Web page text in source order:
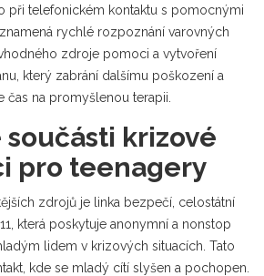
při telefonickém kontaktu s pomocnými
rychlé rozpoznání varovných
zdroje pomoci a vytvoření
který zabrání dalšímu poškození a
čas na promyšlenou terapii.
součásti krizové
pro teenagery
zdrojů je linka bezpečí, celostátní
která poskytuje anonymní a nonstop
lidem v krizových situacích . Tato
kde se mladý cítí slyšen a pochopen.